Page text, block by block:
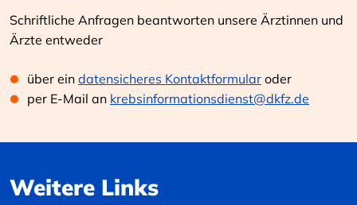
Schriftliche Anfragen beantworten unsere Ärztinnen und
Ärzte entweder
über ein datensicheres Kontaktformular oder
per E-Mail an krebsinformationsdienst@dkfz.de
Weitere Links